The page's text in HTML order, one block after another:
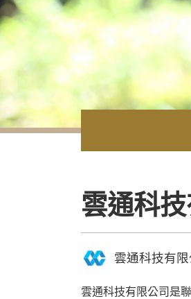
雲通科
雲通科技有限
雲通科技有限公司是